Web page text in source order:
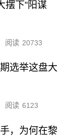
摆下“阳谋
阅读 20733
选举这盘大
阅读 6123
，为何在黎